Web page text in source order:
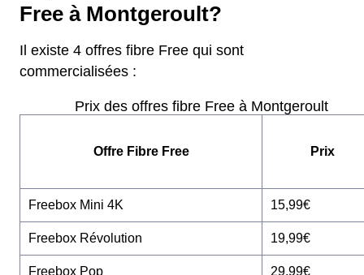
Free à Montgeroult?
Il existe 4 offres fibre Free qui sont
commercialisées :
Prix des offres fibre Free à Montgeroult
Offre Fibre Free Prix
Freebox Mini 4K 15,99€
Freebox Révolution 19,99€
Freebox Pop 29,99€